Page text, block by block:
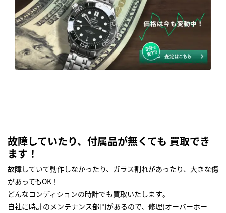
故障していたり、付属品が無くても 買取でき
ます！
故障していて動作しなかったり、ガラス割れがあったり、大きな傷
があってもOK！
どんなコンディションの時計でも買取いたします｡
自社に時計のメンテナンス部門があるので、修理(オーバーホー